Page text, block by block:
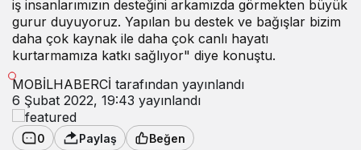
iş insanlarımızın desteğini arkamızda görmekten büyük
gurur duyuyoruz. Yapılan bu destek ve bağışlar bizim
daha çok kaynak ile daha çok canlı hayatı
kurtarmamıza katkı sağlıyor" diye konuştu.
MOBİLHABERCİ tarafından yayınlandı
6 Şubat 2022, 19:43 yayınlandı
0 Paylaş Beğen